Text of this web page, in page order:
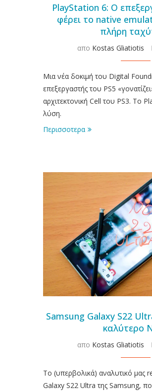
PlayStation 6: Ο
φέρει το native
πλήρη
απο Kostas Gliatiotis
Μια νέα δοκιμή του Digital
επεξεργαστής του PS5
αρχιτεκτονική Cell του PS3. Το
λύση.
Περισσοτερα
Samsung Galaxy S22
καλύτερο
απο Kostas Gliatiotis
Το (υπερβολικά) αναλυτικό μας
Galaxy S22 Ultra της Samsung,